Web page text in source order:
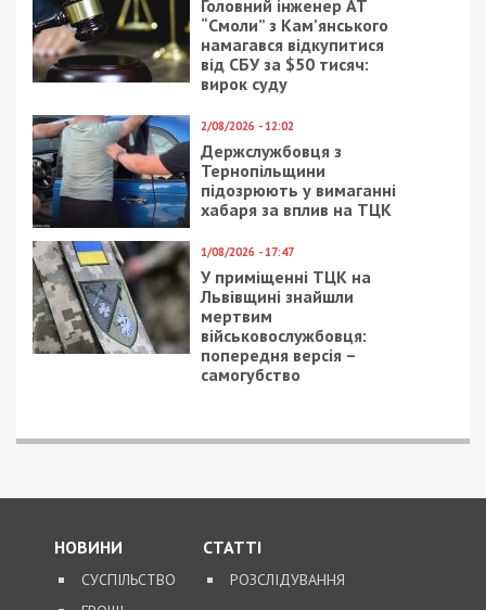
СУСПІЛЬСТВО
13/05/2023 - 6:46
Влада Дніпра
доповідає про
ситуацію в місті на
ранок 13 квітня
26/01/2021 - 7:00
ботанический сад ДНУ
возобновил работу
после локдауна: фото
У полицейских
области появятся
В Днепре разыскивают
сильно избил человека